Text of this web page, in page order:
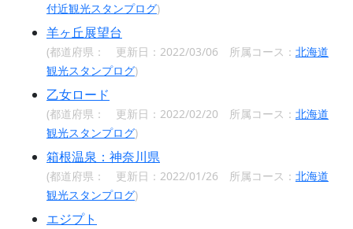
付近観光スタンプログ)
羊ヶ丘展望台
(都道府県： 更新日：2022/03/06 所属コース： 北海道
観光スタンプログ)
乙女ロード
(都道府県： 更新日：2022/02/20 所属コース： 北海道
観光スタンプログ)
箱根温泉：神奈川県
(都道府県： 更新日：2022/01/26 所属コース： 北海道
観光スタンプログ)
エジプト